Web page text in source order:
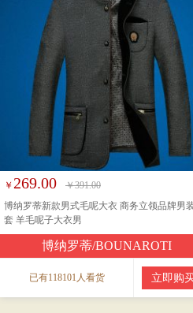
￥ 269.00
￥391.00
博纳罗蒂新款男式毛呢大衣 商务立领品牌男
套 羊毛呢子大衣男
博纳罗蒂/BOUNAROTI
已有118101人看货 立即购